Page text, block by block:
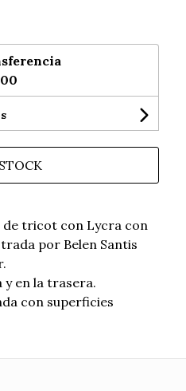
de tricot con Lycra con
por Belen Santis
en la trasera.
con superficies